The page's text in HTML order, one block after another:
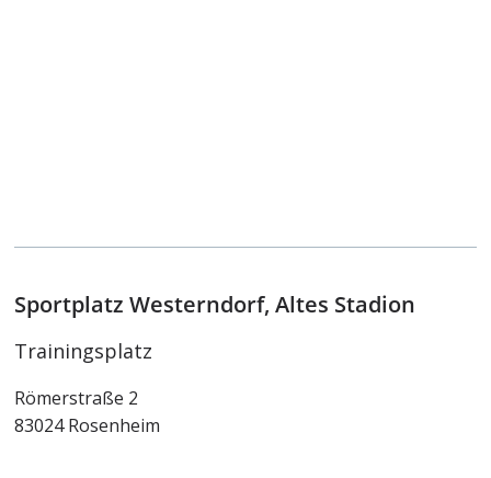
Sportplatz Westerndorf, Altes Stadion
Trainingsplatz
Römerstraße 2
83024 Rosenheim